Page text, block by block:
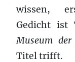
wissen,
Gedicht ist
Museum der
Titel trifft.